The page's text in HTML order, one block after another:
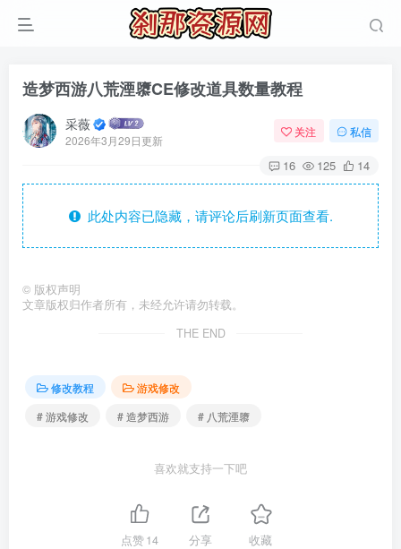
造梦西游八荒湮隳CE修改道具数量教程
采薇
2026年3月29日更新
关注 私信
16 125 14
此处内容已隐藏，请评论后刷新页面查看.
© 版权声明
文章版权归作者所有，未经允许请勿转载。
THE END
修改教程
游戏修改
# 游戏修改
# 造梦西游 # 八荒湮隳
喜欢就支持一下吧
点赞14 分享 收藏